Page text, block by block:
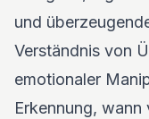
und
Verständnis von
emotionaler
Erkennung, wann